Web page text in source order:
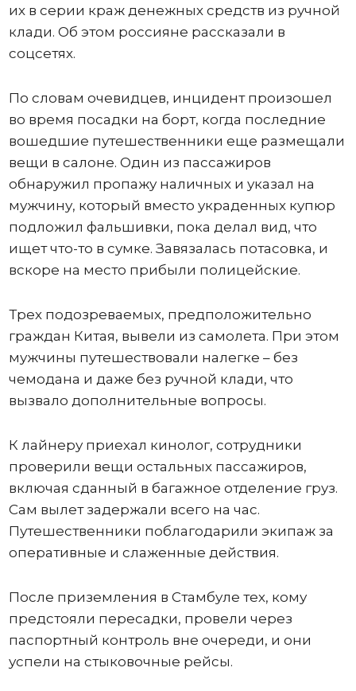
их в серии краж денежных средств из ручной
клади. Об этом россияне рассказали в
соцсетях.
По словам очевидцев, инцидент произошел
во время посадки на борт, когда последние
вошедшие путешественники еще размещали
вещи в салоне. Один из пассажиров
обнаружил пропажу наличных и указал на
мужчину, который вместо украденных купюр
подложил фальшивки, пока делал вид, что
ищет что-то в сумке. Завязалась потасовка, и
вскоре на место прибыли полицейские.
Трех подозреваемых, предположительно
граждан Китая, вывели из самолета. При этом
мужчины путешествовали налегке – без
чемодана и даже без ручной клади, что
вызвало дополнительные вопросы.
К лайнеру приехал кинолог, сотрудники
проверили вещи остальных пассажиров,
включая сданный в багажное отделение груз.
Сам вылет задержали всего на час.
Путешественники поблагодарили экипаж за
оперативные и слаженные действия.
После приземления в Стамбуле тех, кому
предстояли пересадки, провели через
паспортный контроль вне очереди, и они
успели на стыковочные рейсы.